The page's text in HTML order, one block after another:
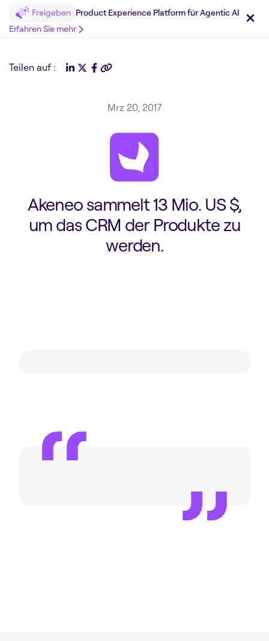
Freigeben Product Experience Platform für Agentic AI
Erfahren Sie mehr
Teilen auf :
Mrz 20, 2017
Akeneo sammelt 13 Mio. US $,
um das CRM der Produkte zu
werden.